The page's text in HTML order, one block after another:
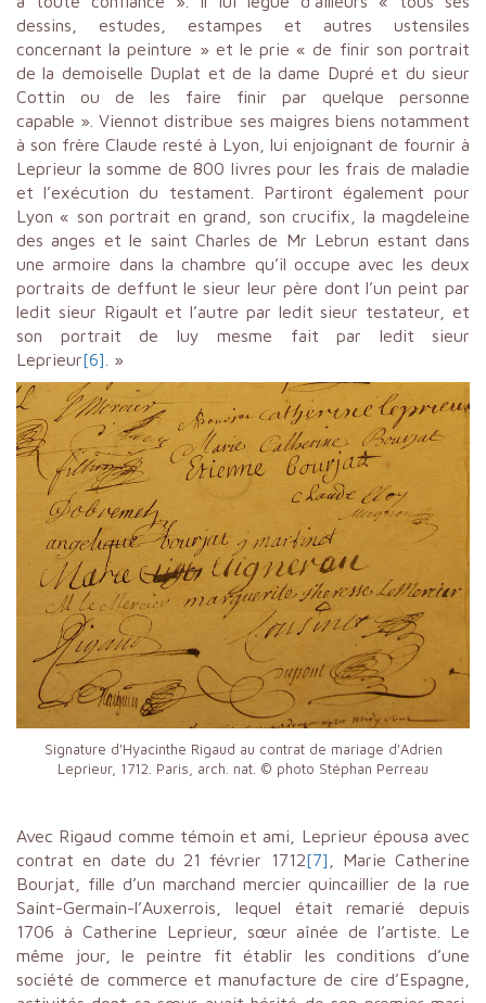
dessins, estudes, estampes et autres ustensiles
concernant la peinture » et le prie « de finir son portrait
de la demoiselle Duplat et de la dame Dupré et du sieur
Cottin ou de les faire finir par quelque personne
capable ». Viennot distribue ses maigres biens notamment
à son frère Claude resté à Lyon, lui enjoignant de fournir à
Leprieur la somme de 800 livres pour les frais de maladie
et l’exécution du testament. Partiront également pour
Lyon « son portrait en grand, son crucifix, la magdeleine
des anges et le saint Charles de Mr Lebrun estant dans
une armoire dans la chambre qu’il occupe avec les deux
portraits de deffunt le sieur leur père dont l’un peint par
ledit sieur Rigault et l’autre par ledit sieur testateur, et
son portrait de luy mesme fait par ledit sieur
Leprieur[6] . »
Signature d'Hyacinthe Rigaud au contrat de mariage d'Adrien
Leprieur, 1712. Paris, arch. nat. © photo Stéphan Perreau
Avec Rigaud comme témoin et ami, Leprieur épousa avec
contrat en date du 21 février 1712[7] , Marie Catherine
Bourjat, fille d’un marchand mercier quincaillier de la rue
Saint-Germain-l’Auxerrois, lequel était remarié depuis
1706 à Catherine Leprieur, sœur aînée de l’artiste. Le
même jour, le peintre fit établir les conditions d’une
société de commerce et manufacture de cire d’Espagne,